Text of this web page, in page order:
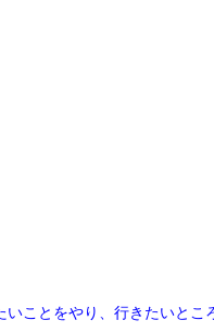
ことをやり、行きたいとこ